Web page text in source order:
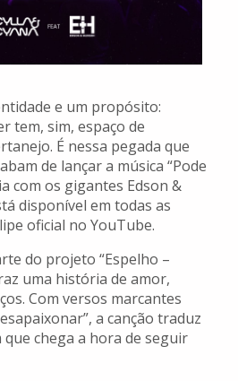
e um propósito:
tem, sim, espaço de
É nessa pegada que
de lançar a música “Pode
com os gigantes Edson &
disponível em todas as
oficial no YouTube.
do projeto “Espelho –
uma história de amor,
Com versos marcantes
a canção traduz
chega a hora de seguir